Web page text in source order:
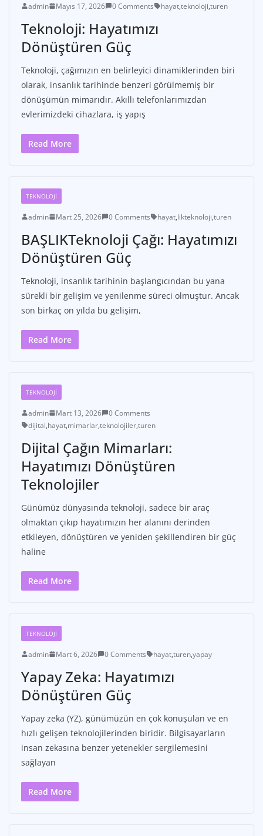
admin Mayıs 17, 2026 0 Comments hayat,teknoloji,turen
Teknoloji: Hayatımızı
Dönüştüren Güç
Teknoloji, çağımızın en belirleyici dinamiklerinden biri
olarak, insanlık tarihinde benzeri görülmemiş bir
dönüşümün mimarıdır. Akıllı telefonlarımızdan
evlerimizdeki cihazlara, iş yapış
Read More
TEKNOLOJI
admin Mart 25, 2026 0 Comments hayat,likteknoloji,turen
BAŞLIKTeknoloji Çağı: Hayatımızı
Dönüştüren Güç
Teknoloji, insanlık tarihinin başlangıcından bu yana
sürekli bir gelişim ve yenilenme süreci olmuştur. Ancak
son birkaç on yılda bu gelişim,
Read More
TEKNOLOJI
admin Mart 13, 2026
0 Comments
dijital,hayat,mimarlar,teknolojiler,turen
Dijital Çağın Mimarları:
Hayatımızı Dönüştüren
Teknolojiler
Günümüz dünyasında teknoloji, sadece bir araç
olmaktan çıkıp hayatımızın her alanını derinden
etkileyen, dönüştüren ve yeniden şekillendiren bir güç
haline
Read More
TEKNOLOJI
admin Mart 6, 2026 0 Comments hayat,turen,yapay
Yapay Zeka: Hayatımızı
Dönüştüren Güç
Yapay zeka (YZ), günümüzün en çok konuşulan ve en
hızlı gelişen teknolojilerinden biridir. Bilgisayarların
insan zekasına benzer yetenekler sergilemesini
sağlayan
Read More